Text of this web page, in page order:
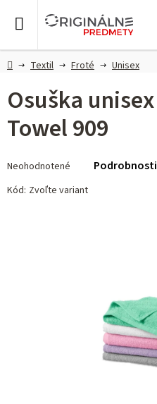
DomovTextil Froté Unisex
Osuška
Towel 909
hodnotenie
produktu
Neohodnotené
Kód: Zvoľte variant